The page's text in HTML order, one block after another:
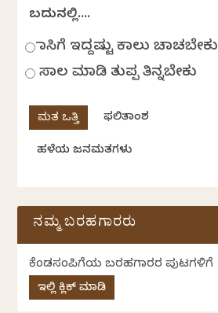
ಬದುಕಿನಲ್ಲಿ....
ಹಾಸಿಗೆ ಇದ್ದಷ್ಟು ಕಾಲು ಚಾಚಬೇಕು
ಸಾಲ ಮಾಡಿ ತುಪ್ಪ ತಿನ್ನಬೇಕು
ಫಲಿತಾಂಶ
ಹಳೆಯ ಜನಮತಗಳು
ನಮ್ಮ ಬರಹಗಾರರು
ಕೆಂಡಸಂಪಿಗೆಯ ಬರಹಗಾರರ ಪುಟಗಳಿಗೆ
ಇಲ್ಲಿ ಕ್ಲಿಕ್ ಮಾಡಿ